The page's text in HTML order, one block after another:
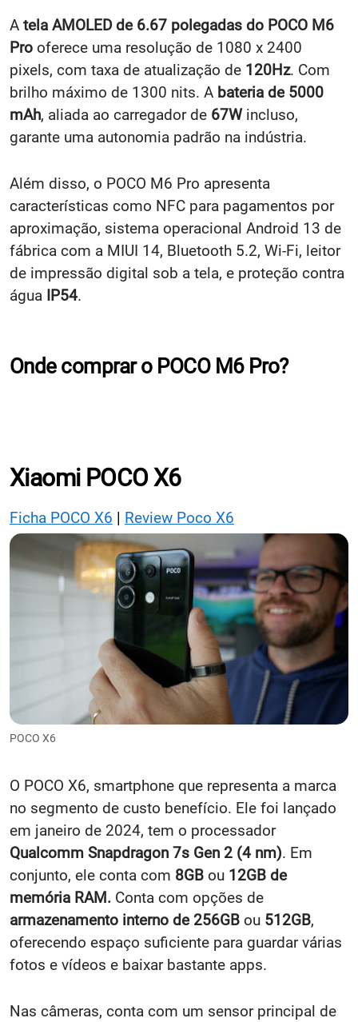
A tela AMOLED de 6.67 polegadas do POCO M6
Pro oferece uma resolução de 1080 x 2400
pixels, com taxa de atualização de 120Hz. Com
brilho máximo de 1300 nits. A bateria de 5000
mAh, aliada ao carregador de 67Wincluso,
garante uma autonomia padrão na indústria.
Além disso, o POCO M6 Pro apresenta
características como NFC para pagamentos por
aproximação, sistema operacional Android 13 de
fábrica com a MIUI 14, Bluetooth 5.2, Wi-Fi, leitor
de impressão digital sob a tela, e proteção contra
água IP54.
Onde comprar o POCO M6 Pro?
Xiaomi POCO X6
Ficha POCO X6 | Review Poco X6
POCO X6
O POCO X6, smartphone que representa a marca
no segmento de custo benefício. Ele foi lançado
em janeiro de 2024, tem o processador
Qualcomm Snapdragon 7s Gen 2 (4 nm). Em
conjunto, ele conta com 8GB ou 12GB de
memória RAM. Conta com opções de
armazenamento interno de 256GB ou 512GB,
oferecendo espaço suficiente para guardar várias
fotos e vídeos e baixar bastante apps.
Nas câmeras, conta com um sensor principal de